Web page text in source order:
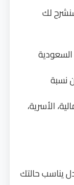
العملي لعام 2026، سنشرح لك
نسبة
الأسرية،
حالتك